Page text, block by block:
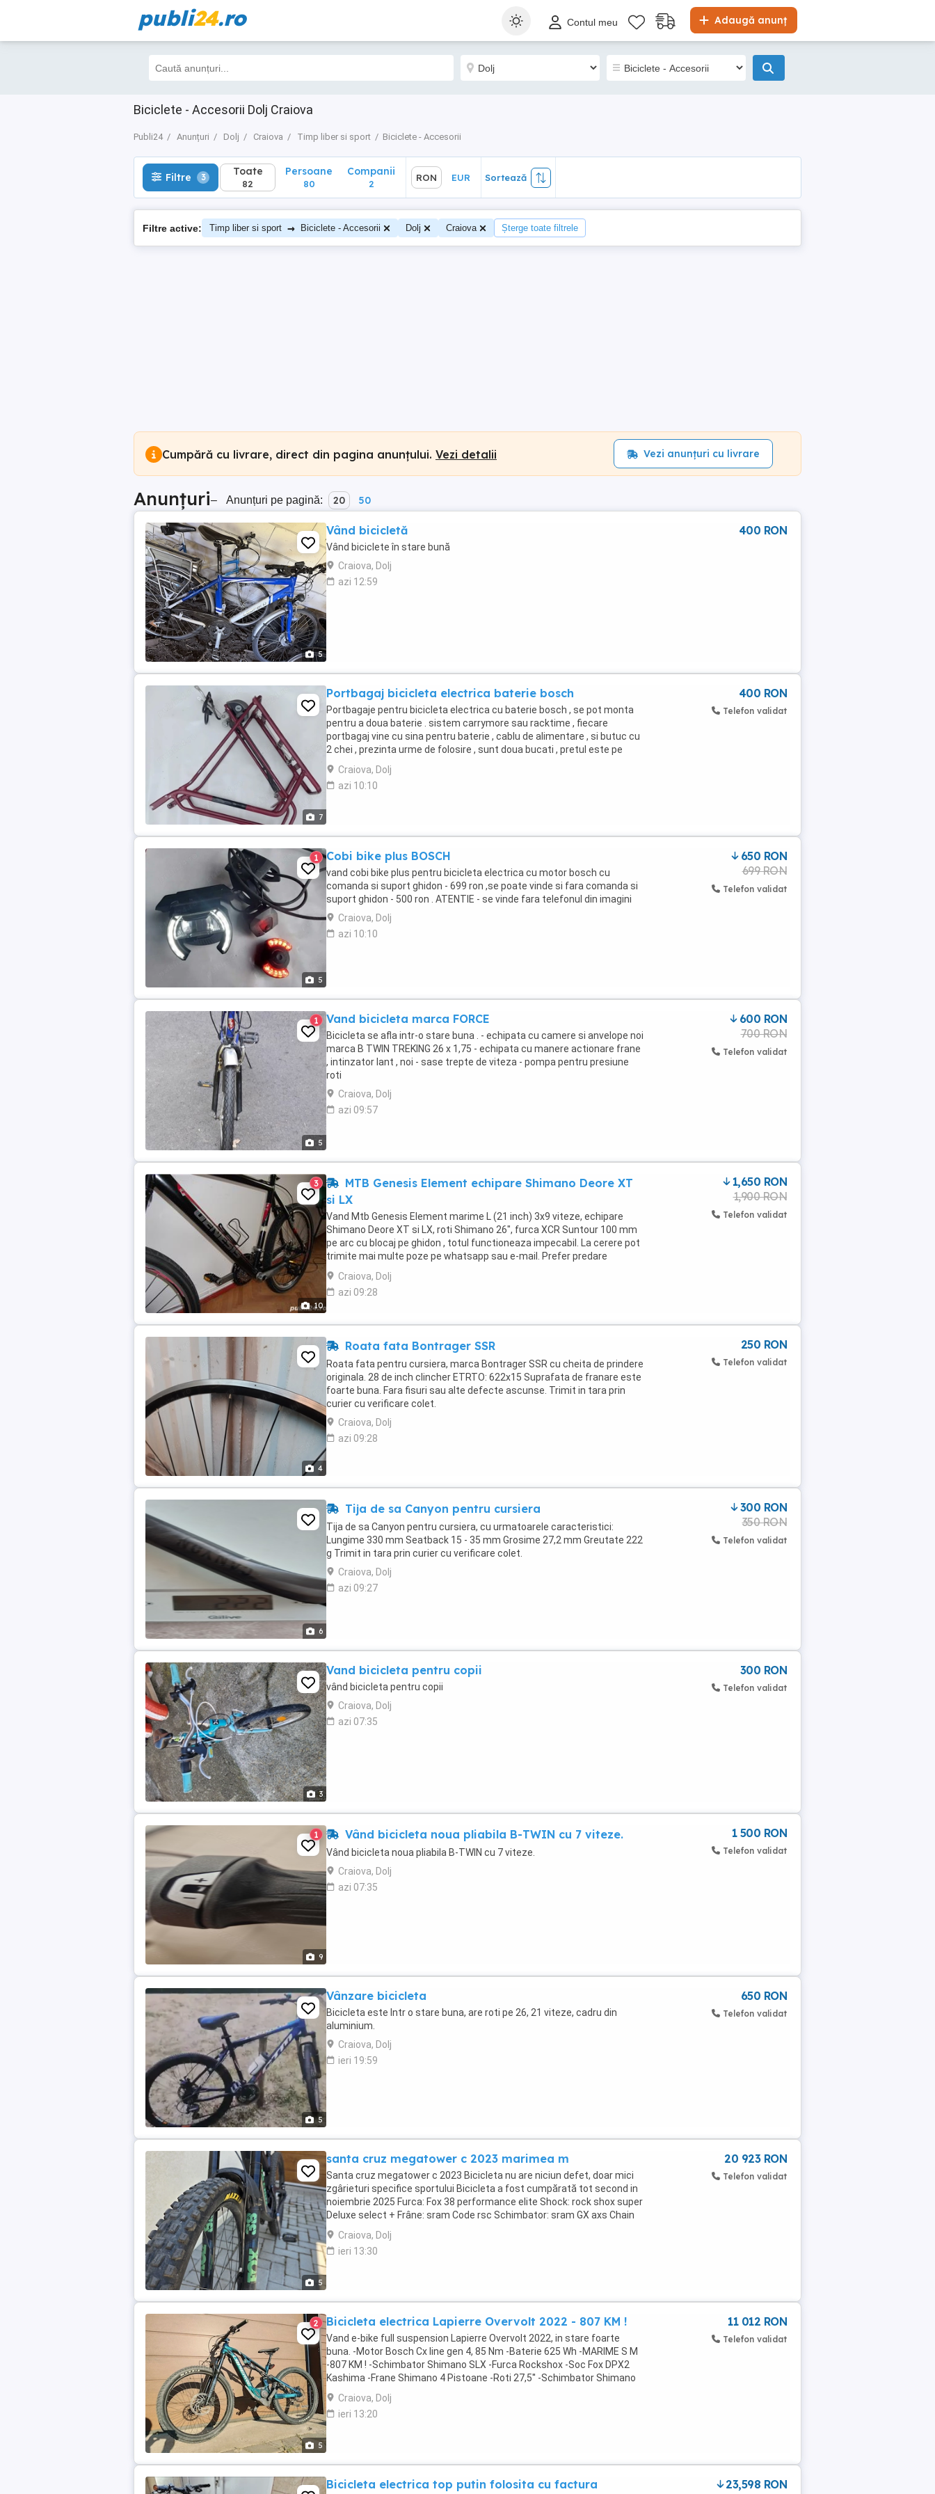
publi24.ro Adaugă anunț
Contul meu
Biciclete - Accesorii Dolj Craiova
Publi24 Anunțuri Dolj Craiova Timp liber si sport Biciclete - Accesorii
Filtre 3 Toate
82
Sortează
Filtre 3 Toate
82
Persoane
80
Companii
2
RON EUR Sortează
Filtre active: Timp liber si sport → Biciclete - Accesorii Dolj Craiova Șterge toate filtrele
Cumpără cu livrare, direct din pagina anunțului. Vezi detalii Vezi anunțuri cu livrare
Anunțuri– Anunțuri pe pagină: 20 50
5
Vând bicicletă
Vând biciclete în stare bună
Craiova, Dolj
azi 12:59
400 RON
7
Portbagaj bicicleta electrica baterie bosch
Portbagaje pentru bicicleta electrica cu baterie bosch , se pot monta
pentru a doua baterie . sistem carrymore sau racktime , fiecare
portbagaj vine cu sina pentru baterie , cablu de alimentare , si butuc cu
2 chei , prezinta urme de folosire , sunt doua bucati , pretul este pe
bucata
Craiova, Dolj
azi 10:10
400 RON
Telefon validat
5
1 Cobi bike plus BOSCH
vand cobi bike plus pentru bicicleta electrica cu motor bosch cu
comanda si suport ghidon - 699 ron ,se poate vinde si fara comanda si
suport ghidon - 500 ron . ATENTIE - se vinde fara telefonul din imagini
Craiova, Dolj
azi 10:10
650 RON
699 RON
Telefon validat
5
1 Vand bicicleta marca FORCE
Bicicleta se afla intr-o stare buna . - echipata cu camere si anvelope noi
marca B TWIN TREKING 26 x 1,75 - echipata cu manere actionare frane
, intinzator lant , noi - sase trepte de viteza - pompa pentru presiune
roti
Craiova, Dolj
azi 09:57
600 RON
700 RON
Telefon validat
10
3
MTB Genesis Element echipare Shimano Deore XT
si LX
Vand Mtb Genesis Element marime L (21 inch) 3x9 viteze, echipare
Shimano Deore XT si LX, roti Shimano 26", furca XCR Suntour 100 mm
pe arc cu blocaj pe ghidon , totul functioneaza impecabil. La cerere pot
trimite mai multe poze pe whatsapp sau e-mail. Prefer predare
personala, dar trimit si in tara prin ...
Craiova, Dolj
azi 09:28
1,650 RON
1,900 RON
Telefon validat
4
Roata fata Bontrager SSR
Roata fata pentru cursiera, marca Bontrager SSR cu cheita de prindere
originala. 28 de inch clincher ETRTO: 622x15 Suprafata de franare este
foarte buna. Fara fisuri sau alte defecte ascunse. Trimit in tara prin
curier cu verificare colet.
Craiova, Dolj
azi 09:28
250 RON
Telefon validat
6
Tija de sa Canyon pentru cursiera
Tija de sa Canyon pentru cursiera, cu urmatoarele caracteristici:
Lungime 330 mm Seatback 15 - 35 mm Grosime 27,2 mm Greutate 222
g Trimit in tara prin curier cu verificare colet.
Craiova, Dolj
azi 09:27
300 RON
350 RON
Telefon validat
3
Vand bicicleta pentru copii
vând bicicleta pentru copii
Craiova, Dolj
azi 07:35
300 RON
Telefon validat
9
1 Vând bicicleta noua pliabila B-TWIN cu 7 viteze.
Vând bicicleta noua pliabila B-TWIN cu 7 viteze.
Craiova, Dolj
azi 07:35
1 500 RON
Telefon validat
5
Vânzare bicicleta
Bicicleta este Intr o stare buna, are roti pe 26, 21 viteze, cadru din
aluminium.
Craiova, Dolj
ieri 19:59
650 RON
Telefon validat
5
santa cruz megatower c 2023 marimea m
Santa cruz megatower c 2023 Bicicleta nu are niciun defet, doar mici
zgârieturi specifice sportului Bicicleta a fost cumpărată tot second in
noiembrie 2025 Furca: Fox 38 performance elite Shock: rock shox super
Deluxe select + Frâne: sram Code rsc Schimbator: sram GX axs Chain
guard: one up Pedale: ...
Craiova, Dolj
ieri 13:30
20 923 RON
Telefon validat
5
2 Bicicleta electrica Lapierre Overvolt 2022 - 807 KM !
Vand e-bike full suspension Lapierre Overvolt 2022, in stare foarte
buna. -Motor Bosch Cx line gen 4, 85 Nm -Baterie 625 Wh -MARIME S M
-807 KM ! -Schimbator Shimano SLX -Furca Rockshox -Soc Fox DPX2
Kashima -Frane Shimano 4 Pistoane -Roti 27,5'' -Schimbator Shimano
SLX -Dropper Kashima -12 pinioane -încărcător - ...
Craiova, Dolj
ieri 13:20
11 012 RON
Telefon validat
Bicicleta electrica top putin folosita cu factura
23,598 RON